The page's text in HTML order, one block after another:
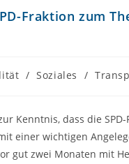
Fraktion zum
/ Soziales /
Kenntnis, dass die
einer wichtigen
gut zwei Monaten mit